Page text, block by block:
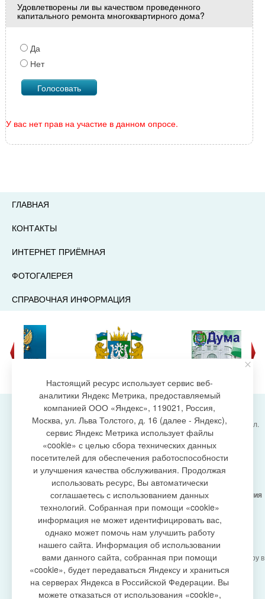
Удовлетворены ли вы качеством проведенного
капитального ремонта многоквартирного дома?
Да
Нет
У вас нет прав на участие в данном опросе.
ГЛАВНАЯ
КОНТАКТЫ
ИНТЕРНЕТ ПРИЁМНАЯ
ФОТОГАЛЕРЕЯ
СПРАВОЧНАЯ ИНФОРМАЦИЯ
создание сайта
Администрация городского поселения Излучинск, ул.
Энергетиков, 6, пгт. Излучинск, Нижневартовский
район,
Ханты-Мансийский автономный округ-Югра
(Тюменская область), 628634
Сетевое изданиеhttps://www.gp-izluchinsk.ru
16+
Учредитель -Администрация городского поселения
Излучинск
Главный редактор - Бурич Денис Ярославович
Телефон/факс: (3466) 28-13-77 , e-mail:
admizl@rambler.ru
Сетевое изданиеhttps://www.gp-izluchinsk.ru
зарегистрировано Федеральной службой по надзору в
сфере связи,
информационных технологий и массовых
коммуникаций (Роскомнадзор), регистрационный
Настоящий ресурс использует сервис веб-
аналитики Яндекс Метрика, предоставляемый
компанией ООО «Яндекс», 119021, Россия,
Москва, ул. Льва Толстого, д. 16 (далее - Яндекс),
сервис Яндекс Метрика использует файлы
«cookie» с целью сбора технических данных
посетителей для обеспечения работоспособности
и улучшения качества обслуживания. Продолжая
использовать ресурс, Вы автоматически
соглашаетесь с использованием данных
технологий. Собранная при помощи «cookie»
информация не может идентифицировать вас,
однако может помочь нам улучшить работу
нашего сайта. Информация об использовании
вами данного сайта, собранная при помощи
«cookie», будет передаваться Яндексу и храниться
на серверах Яндекса в Российской Федерации. Вы
можете отказаться от использования «cookie»,